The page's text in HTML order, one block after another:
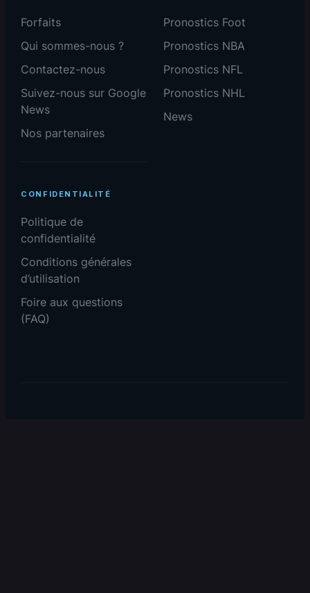
Forfaits
Qui sommes-nous ?
Contactez-nous
Suivez-nous sur Google
News
Nos partenaires
Pronostics Foot
Pronostics NBA
Pronostics NFL
Pronostics NHL
News
CONFIDENTIALITÉ
Politique de
confidentialité
Conditions générales
d’utilisation
Foire aux questions
(FAQ)